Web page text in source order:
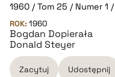
BIBTEX
pobierz cytat
1960 / Tom 25 / Numer 1
ROK: 1960
Bogdan Dopierała
Donald Steyer
Zacytuj Udostępnij